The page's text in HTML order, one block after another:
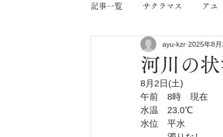
記事一覧 サクラマス アユ
河川の状
ayu-kzr 2025年8月
8月2日(土)
午前　8時　現在
水温　23.0℃
水位　平水